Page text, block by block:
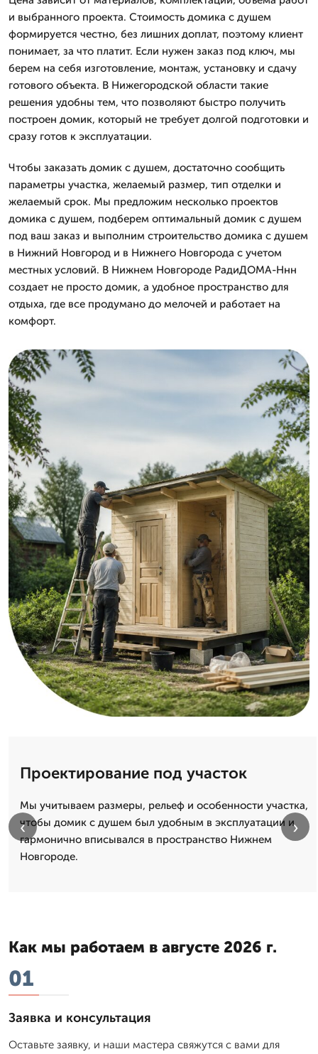
и выбранного проекта. Стоимость домика с душем
формируется честно, без лишних доплат, поэтому клиент
понимает, за что платит. Если нужен заказ под ключ, мы
берем на себя изготовление, монтаж, установку и сдачу
готового объекта. В Нижегородской области такие
решения удобны тем, что позволяют быстро получить
построен домик, который не требует долгой подготовки и
сразу готов к эксплуатации.
Чтобы заказать домик с душем, достаточно сообщить
параметры участка, желаемый размер, тип отделки и
желаемый срок. Мы предложим несколько проектов
домика с душем, подберем оптимальный домик с душем
под ваш заказ и выполним строительство домика с душем
в Нижний Новгород и в Нижнего Новгорода с учетом
местных условий. В Нижнем Новгороде РадиДОМА-Ннн
создает не просто домик, а удобное пространство для
отдыха, где все продумано до мелочей и работает на
комфорт.
Проектирование под участок
Мы учитываем размеры, рельеф и особенности участка,
чтобы домик с душем был удобным в эксплуатации и
гармонично вписывался в пространство Нижнем
Новгороде.
‹ ›
Как мы работаем в августе 2026 г.
01
Заявка и консультация
Оставьте заявку, и наши мастера свяжутся с вами для